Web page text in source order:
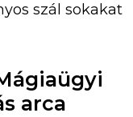
szál sokakat
arca